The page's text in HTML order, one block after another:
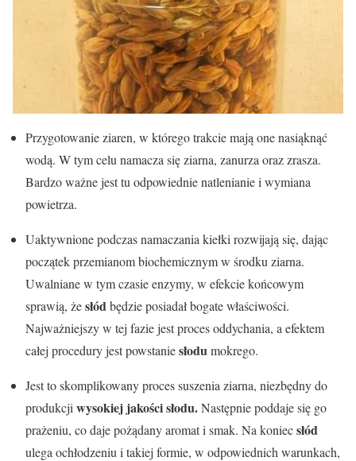
Przygotowanie ziaren, w którego trakcie mają one nasiąknąć
wodą. W tym celu namacza się ziarna, zanurza oraz zrasza.
Bardzo ważne jest tu odpowiednie natlenianie i wymiana
powietrza.
Uaktywnione podczas namaczania kiełki rozwijają się, dając
początek przemianom biochemicznym w środku ziarna.
Uwalniane w tym czasie enzymy, w efekcie końcowym
sprawią, żesłódbędzie posiadał bogate właściwości.
Najważniejszy w tej fazie jest proces oddychania, a efektem
całej procedury jest powstaniesłodumokrego.
Jest to skomplikowany proces suszenia ziarna, niezbędny do
produkcji wysokiej jakości słodu.Następnie poddaje się go
prażeniu, co daje pożądany aromat i smak. Na koniecsłód
ulega ochłodzeniu i takiej formie, w odpowiednich warunkach,